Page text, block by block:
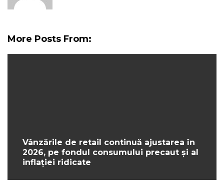
More Posts From:
Vânzările de retail continuă ajustarea în
2026, pe fondul consumului precaut și al
inflației ridicate